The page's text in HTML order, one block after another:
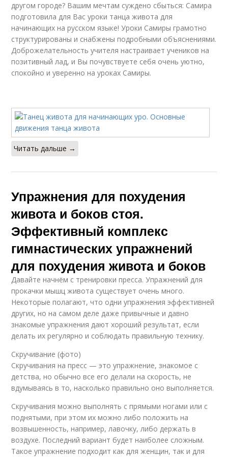
другом городе? Вашим мечтам суждено сбыться: Самира
подготовила для Вас уроки танца живота для
начинающих на русском языке! Уроки Самиры грамотно
структурированы и снабжены подробными объяснениями.
Доброжелательность учителя настраивает учеников на
позитивный лад, и Вы почувствуете себя очень уютно,
спокойно и уверенно на уроках Самиры.
Читать дальше →
Упражнения для похудения
живота и боков стоя.
Эффективный комплекс
гимнастических упражнений
для похудения живота и боков
Давайте начнём с тренировки пресса. Упражнений для
прокачки мышц живота существует очень много.
Некоторые полагают, что одни упражнения эффективней
других, но на самом деле даже привычные и давно
знакомые упражнения дают хороший результат, если
делать их регулярно и соблюдать правильную технику.
Скручивание (фото)
Скручивания на пресс — это упражнение, знакомое с
детства, но обычно все его делали на скорость, не
вдумываясь в то, насколько правильно оно выполняется.
Скручивания можно выполнять с прямыми ногами или с
поднятыми, при этом их можно либо положить на
возвышенность, например, лавочку, либо держать в
воздухе. Последний вариант будет наиболее сложным.
Такое упражнение подходит как для женщин, так и для